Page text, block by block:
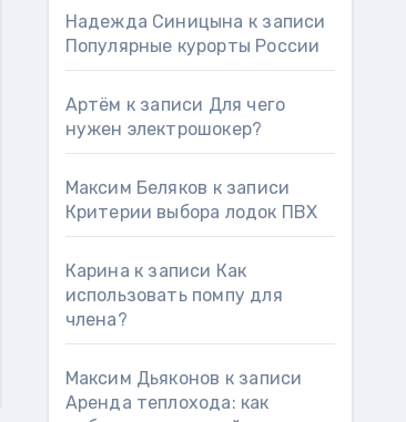
Надежда Синицына к записи
Популярные курорты России
Артём к записи Для чего
нужен электрошокер?
Максим Беляков к записи
Критерии выбора лодок ПВХ
Карина к записи Как
использовать помпу для
члена?
Максим Дьяконов к записи
Аренда теплохода: как